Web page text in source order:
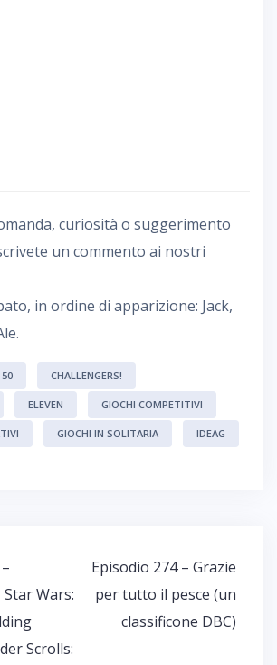
curiosità o suggerimento
un commento ai nostri
in ordine di apparizione: Jack,
CHALLENGERS!
ELEVEN GIOCHI COMPETITIVI
GIOCHI IN SOLITARIA IDEAG
Wars:
Scrolls:
Episodio 274 – Grazie
per tutto il pesce (un
classificone DBC)